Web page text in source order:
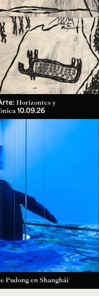
Horizontes y
10.09.26
Pudong en Shanghái